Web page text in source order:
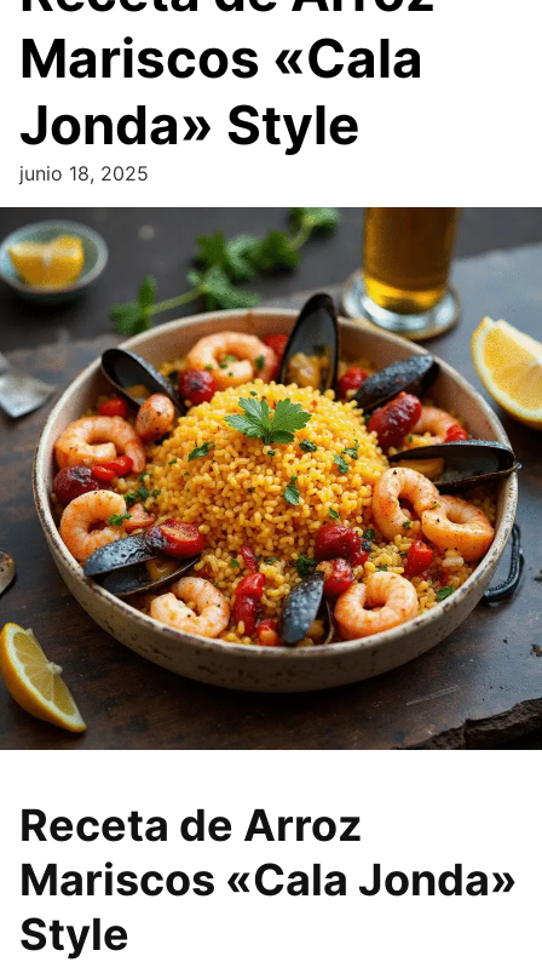
Mariscos «Cala
Jonda» Style
junio 18, 2025
Receta de Arroz
Mariscos «Cala Jonda»
Style